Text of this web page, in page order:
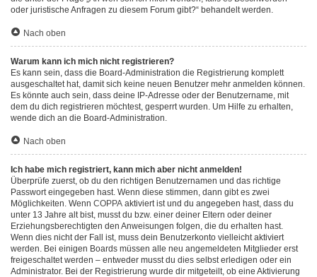
oder juristische Anfragen zu diesem Forum gibt?“ behandelt werden.
Nach oben
Warum kann ich mich nicht registrieren?
Es kann sein, dass die Board-Administration die Registrierung komplett
ausgeschaltet hat, damit sich keine neuen Benutzer mehr anmelden können.
Es könnte auch sein, dass deine IP-Adresse oder der Benutzername, mit
dem du dich registrieren möchtest, gesperrt wurden. Um Hilfe zu erhalten,
wende dich an die Board-Administration.
Nach oben
Ich habe mich registriert, kann mich aber nicht anmelden!
Überprüfe zuerst, ob du den richtigen Benutzernamen und das richtige
Passwort eingegeben hast. Wenn diese stimmen, dann gibt es zwei
Möglichkeiten. Wenn COPPA aktiviert ist und du angegeben hast, dass du
unter 13 Jahre alt bist, musst du bzw. einer deiner Eltern oder deiner
Erziehungsberechtigten den Anweisungen folgen, die du erhalten hast.
Wenn dies nicht der Fall ist, muss dein Benutzerkonto vielleicht aktiviert
werden. Bei einigen Boards müssen alle neu angemeldeten Mitglieder erst
freigeschaltet werden – entweder musst du dies selbst erledigen oder ein
Administrator. Bei der Registrierung wurde dir mitgeteilt, ob eine Aktivierung